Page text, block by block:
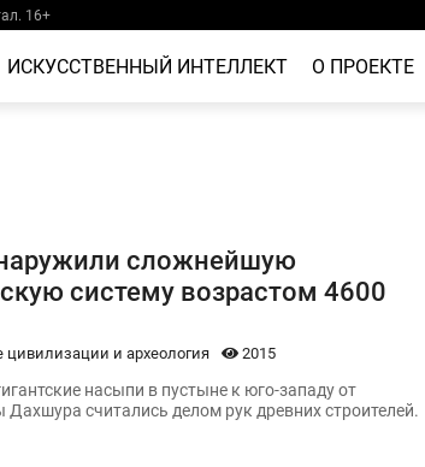
16+
ИСКУССТВЕННЫЙ ИНТЕЛЛЕКТ О ПРОЕКТЕ
сложнейшую
систему возрастом 4600
цивилизации и археология 2015
насыпи в пустыне к юго-западу от
считались делом рук древних строителей.